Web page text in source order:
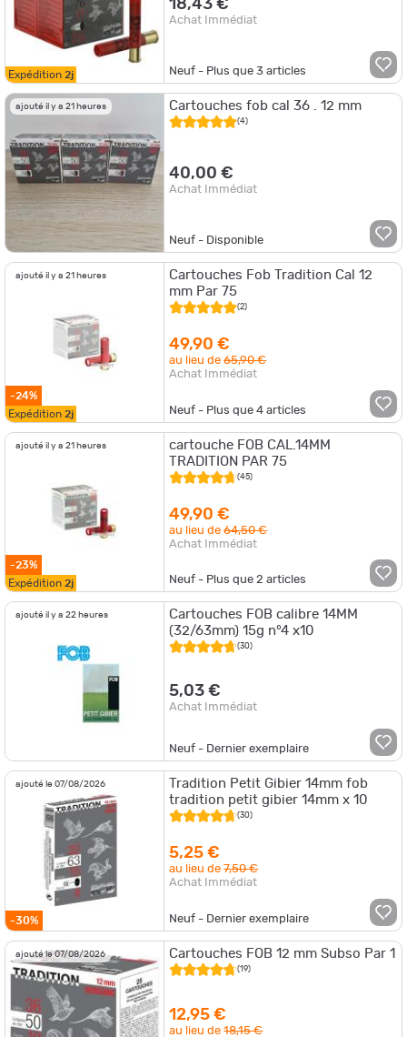
Expédition 2j
18,43 €
Achat Immédiat
Neuf - Plus que3 articles
ajouté il y a 21 heures Cartouches fob cal 36 . 12 mm
(4)
40,00 €
Achat Immédiat
Neuf - Disponible
ajouté il y a 21 heures
-24%
Expédition 2j
Cartouches Fob Tradition Cal 12
mm Par 75
(2)
49,90 €
au lieu de65,90 €
Achat Immédiat
Neuf - Plus que4 articles
ajouté il y a 21 heures
-23%
Expédition 2j
cartouche FOB CAL.14MM
TRADITION PAR 75
(45)
49,90 €
au lieu de64,50 €
Achat Immédiat
Neuf - Plus que2 articles
ajouté il y a 22 heures
Cartouches FOB calibre 14MM
(32/63mm) 15g n°4 x10
(30)
5,03 €
Achat Immédiat
Neuf - Dernier exemplaire
ajouté le 07/08/2026
-30%
Tradition Petit Gibier 14mm fob
tradition petit gibier 14mm x 10
(30)
5,25 €
au lieu de7,50 €
Achat Immédiat
Neuf - Dernier exemplaire
ajouté le 07/08/2026 Cartouches FOB 12 mm Subso Par 1
(19)
12,95 €
au lieu de18,15 €